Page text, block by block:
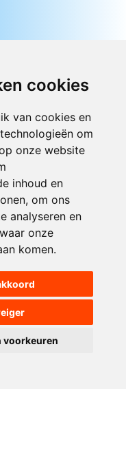
cookies
van cookies en
om
onze website
inhoud en
om ons
analyseren en
onze
komen.
voorkeuren